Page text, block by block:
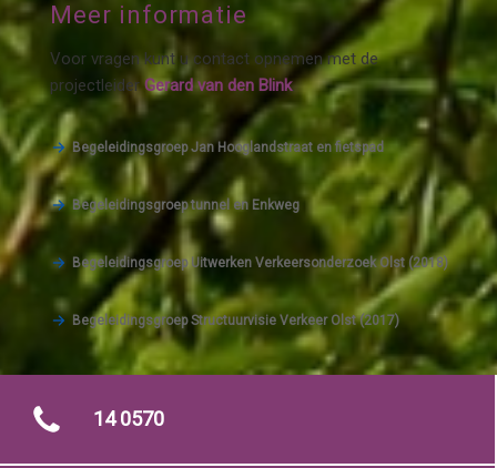
Meer informatie
Voor vragen kunt u contact opnemen met de
projectleider Gerard van den Blink.
Begeleidingsgroep Jan Hooglandstraat en fietspad
Begeleidingsgroep tunnel en Enkweg
Begeleidingsgroep Uitwerken Verkeersonderzoek Olst (2018)
Begeleidingsgroep Structuurvisie Verkeer Olst (2017)
14 0570